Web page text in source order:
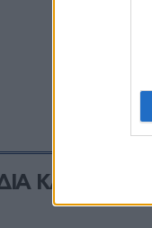
ΚΑΤΗΓΟΡΙΑ